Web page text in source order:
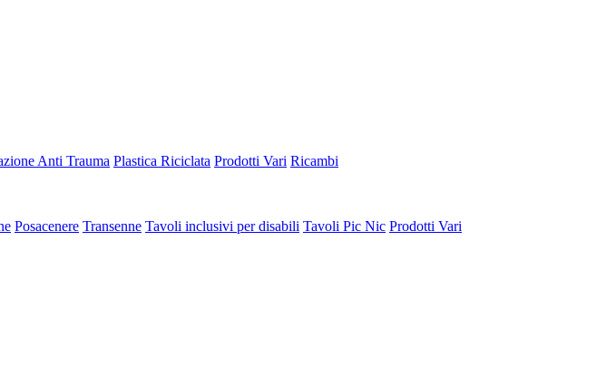
Anti Trauma Plastica Riciclata Prodotti Vari Ricambi
Posacenere Transenne Tavoli inclusivi per disabili Tavoli Pic Nic Prodotti Vari